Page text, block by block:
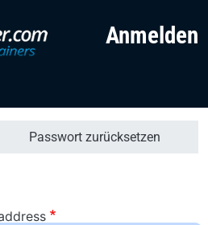
Anmelden
Passwort zurücksetzen